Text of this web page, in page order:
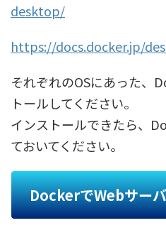
desktop/
https://docs.docker.jp/
それぞれのOSにあった、
トールしてください。
インストールできたら、
ておいてください。
DockerでWebサー